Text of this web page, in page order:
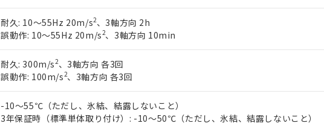
耐久: 10～55Hz 20m/s2、3軸方向 2h
誤動作: 10～55Hz 20m/s2、3軸方向 10min
耐久: 300m/s2、3軸方向 各3回
誤動作: 100m/s2、3軸方向 各3回
-10～55℃（ただし、氷結、結露しないこと）
3年保証時（標準単体取り付け）: -10～50℃（ただし、氷結、結露しないこと）